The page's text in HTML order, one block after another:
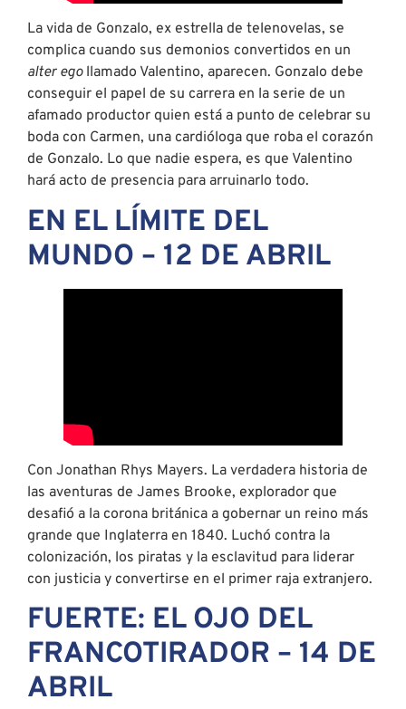
La vida de Gonzalo, ex estrella de telenovelas, se
complica cuando sus demonios convertidos en un
alter egollamado Valentino, aparecen. Gonzalo debe
conseguir el papel de su carrera en la serie de un
afamado productor quien está a punto de celebrar su
boda con Carmen, una cardióloga que roba el corazón
de Gonzalo. Lo que nadie espera, es que Valentino
hará acto de presencia para arruinarlo todo.
EN EL LÍMITE DEL
MUNDO – 12 DE ABRIL
Con Jonathan Rhys Mayers. La verdadera historia de
las aventuras de James Brooke, explorador que
desafió a la corona británica a gobernar un reino más
grande que Inglaterra en 1840. Luchó contra la
colonización, los piratas y la esclavitud para liderar
con justicia y convertirse en el primer raja extranjero.
FUERTE: EL OJO DEL
FRANCOTIRADOR – 14 DE
ABRIL